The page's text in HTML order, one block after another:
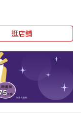
逛店舖